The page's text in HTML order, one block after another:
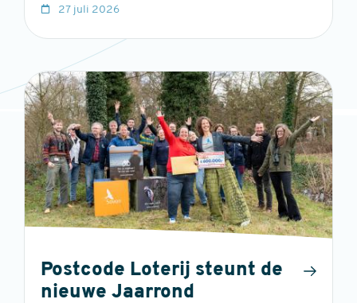
27 juli 2026
Postcode Loterij steunt de
nieuwe Jaarrond